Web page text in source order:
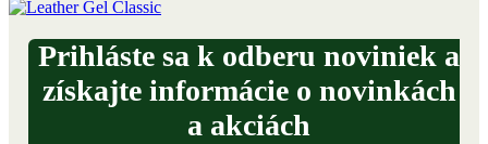
Prihláste sa k odberu noviniek a
získajte informácie o novinkách
a akciách